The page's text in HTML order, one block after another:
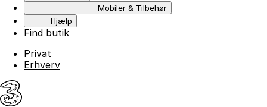
Mobiler & Tilbehør
Hjælp
Find butik
Privat
Erhverv